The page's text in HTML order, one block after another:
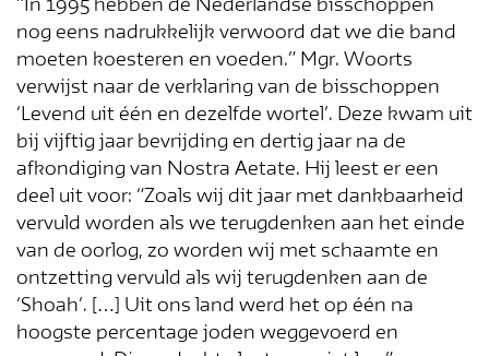
“In 1995 hebben de Nederlandse bisschoppen
nog eens nadrukkelijk verwoord dat we die band
moeten koesteren en voeden.” Mgr. Woorts
verwijst naar de verklaring van de bisschoppen
‘Levend uit één en dezelfde wortel’. Deze kwam uit
bij vijftig jaar bevrijding en dertig jaar na de
afkondiging van Nostra Aetate. Hij leest er een
deel uit voor: “Zoals wij dit jaar met dankbaarheid
vervuld worden als we terugdenken aan het einde
van de oorlog, zo worden wij met schaamte en
ontzetting vervuld als wij terugdenken aan de
‘Shoah’. […] Uit ons land werd het op één na
hoogste percentage joden weggevoerd en